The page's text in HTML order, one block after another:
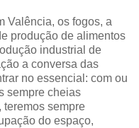
Valência, os fogos, a
produção de alimentos
industrial de
a conversa das
no essencial: com ou
sempre cheias
teremos sempre
do espaço,